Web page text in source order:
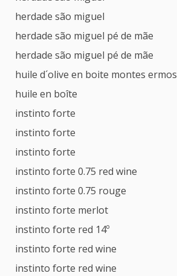
herdade são miguel
herdade são miguel pé de mãe
herdade são miguel pé de mãe
huile d´olive en boite montes ermos
huile en boîte
instinto forte
instinto forte
instinto forte
instinto forte 0.75 red wine
instinto forte 0.75 rouge
instinto forte merlot
instinto forte red 14º
instinto forte red wine
instinto forte red wine